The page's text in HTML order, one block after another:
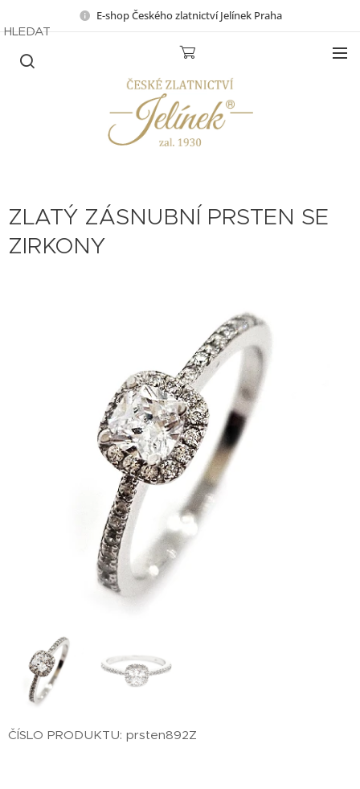
E-shop Českého zlatnictví Jelínek Praha
HLEDAT
ZLATÝ ZÁSNUBNÍ PRSTEN SE
ZIRKONY
ČÍSLO PRODUKTU: prsten892Z